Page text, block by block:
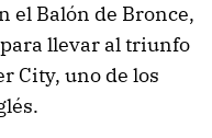
el Balón de Bronce,
llevar al triunfo
City, uno de los